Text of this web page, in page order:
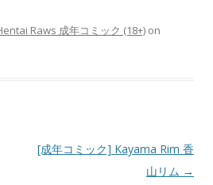
Raws 成年コミック (18+) on
[成年コミック] Kayama Rim 香
山リム →